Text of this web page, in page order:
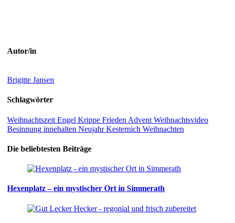
Autor/in
Brigitte Jansen
Schlagwörter
Weihnachtszeit Engel Krippe Frieden Advent Weihnachtsvideo
Besinnung innehalten Neujahr Kesternich Weihnachten
Die beliebtesten Beiträge
Hexenplatz – ein mystischer Ort in Simmerath